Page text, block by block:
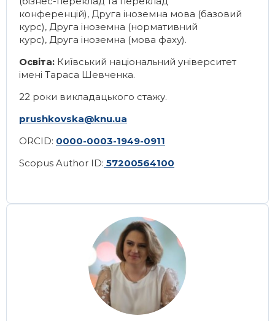
конференцій), Друга іноземна мова (базовий
курс), Друга іноземна (нормативний
курс), Друга іноземна (мова фаху).
Освіта: Київський національний університет
імені Тараса Шевченка.
22 роки викладацького стажу.
prushkovska@knu.ua
ORCID: 0000-0003-1949-0911
Scopus Author ID: 57200564100
Image